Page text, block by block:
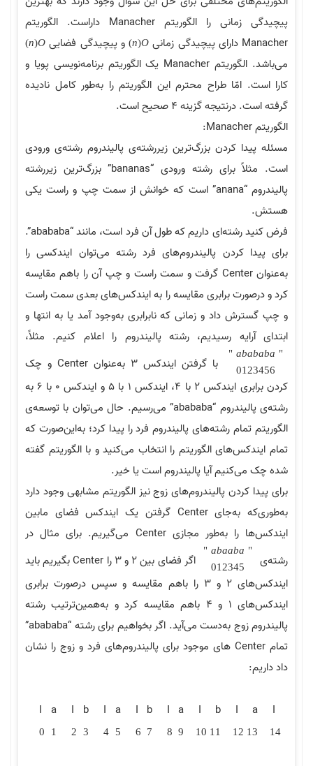
پیچیدگی زمانی را الگوریتم Manacher داراست. الگوریتم
Manacher دارای پیچیدگی زمانی
O
(
n
) و پیچیدگی فضایی O
(
n
)
می‌باشد. الگوریتم Manacher یک الگوریتم برنامه‌نویسی پویا و
کارا است. امّا طراح محترم این الگوریتم را به‌طور کامل نادیده
گرفته است. درنتیجه گزینه 4 صحیح است.
الگوریتم Manacher:
مسئله پیدا کردن بزرگ‌ترین زیررشته‌ی پالیندروم رشته‌ی ورودی
است. مثلاً برای رشته ورودی “bananas” بزرگ‌ترین زیررشته
پالیندروم “anana” است که خوانش از سمت چپ و راست یکی
هستش.
فرض کنید رشته‌ای داریم که طول آن فرد است، مانند “abababa”.
برای پیدا کردن پالیندروم‌های فرد رشته می‌توان ایندکسی را
به‌عنوان Center گرفت و سمت راست و چپ آن را باهم مقایسه
کرد و درصورت برابری مقایسه را به ایندکس‌های بعدی سمت راست
و چپ گسترش داد و زمانی که نابرابری به‌وجود آمد یا به انتها و
ابتدای آرایه رسیدیم، رشته پالیندروم را اعلام کنیم. مثلاً،
"
a
b
a
b
a
b
a
"
0123456
با گرفتن ایندکس 3 به‌عنوان Center و چک
کردن برابری ایندکس 2 با 4، ایندکس 1 با 5 و ایندکس 0 با 6 به
رشته‌ی پالیندروم “abababa” می‌رسیم. حال می‌توان با توسعه‌ی
الگوریتم تمام رشته‌های پالیندروم فرد را پیدا کرد؛ به‌این‌صورت که
تمام ایندکس‌های الگوریتم را انتخاب می‌کنید و با الگوریتم گفته
شده چک می‌کنیم آیا پالیندروم است یا خیر.
برای پیدا کردن پالیندروم‌های زوج نیز الگوریتم مشابهی وجود دارد
به‌طوری‌که به‌جای Center گرفتن یک ایندکس فضای مابین
ایندکس‌ها را به‌طور مجازی Center می‌گیریم. برای مثال در
رشته‌ی
"
a
b
a
a
b
a
"
012345
اگر فضای بین 2 و 3 را Center بگیریم باید
ایندکس‌های 2 و 3 را باهم مقایسه و سپس درصورت برابری
ایندکس‌های 1 و 4 باهم مقایسه کرد و به‌همین‌ترتیب رشته
پالیندروم زوج به‌دست می‌آید. اگر بخواهیم برای رشته “abababa”
تمام Center های موجود برای پالیندروم‌های فرد و زوج را نشان
داد داریم:
I
a
I
b
I
a
I
b
I
a
I
b
I
a
I
14
13
12
11
10
9
8
7
6
5
4
3
2
1
0